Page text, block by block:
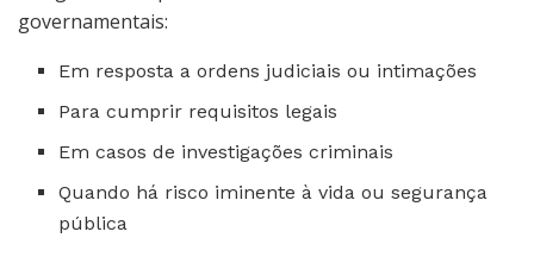
governamentais:
Em resposta a ordens judiciais ou intimações
Para cumprir requisitos legais
Em casos de investigações criminais
Quando há risco iminente à vida ou segurança
pública